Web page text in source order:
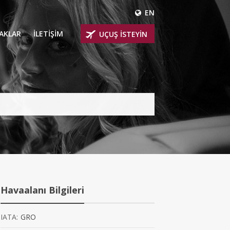
EN
UÇAKLAR
UÇAKLAR
İLETİŞİM UÇUŞ İSTEYİN
Havaalanı Bilgileri
IATA: GRO